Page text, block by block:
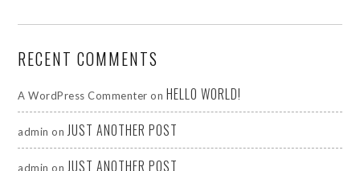
RECENT COMMENTS
A WordPress Commenter on HELLO WORLD!
admin on JUST ANOTHER POST
admin on JUST ANOTHER POST